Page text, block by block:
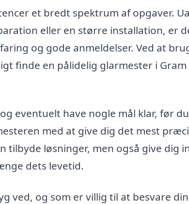
et bredt spektrum af opgaver.
eller en større installation, er
og gode anmeldelser. Ved at
finde en pålidelig glarmester i Gram
eventuelt have nogle mål klar, før du
med at give dig det mest
tilbyde løsninger, men også give dig
dets levetid.
ved, og som er villig til at besvare